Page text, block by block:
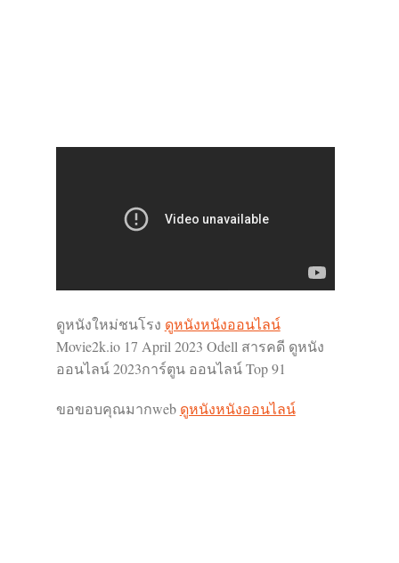
ดูหนังใหม่ชนโรง ดูหนังหนังออนไลน์
Movie2k.io 17 April 2023 Odell สารคดี ดูหนัง
ออนไลน์ 2023การ์ตูน ออนไลน์ Top 91
ขอขอบคุณมากweb ดูหนังหนังออนไลน์